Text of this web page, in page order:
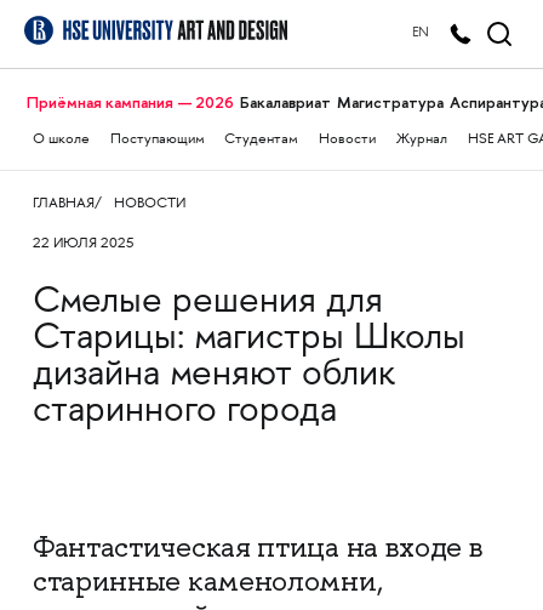
EN
Приёмная кампания — 2026 Бакалавриат Магистратура
О школе Поступающим Студентам Новости Журнал HSE ART
ГЛАВНАЯ НОВОСТИ
22 ИЮЛЯ 2025
Смелые решения для
Старицы: магистры Школы
дизайна меняют облик
старинного города
Фантастическая птица на входе в
старинные каменоломни,